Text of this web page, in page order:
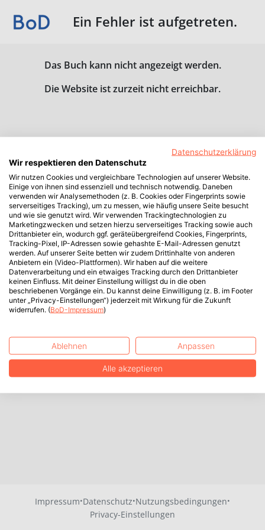
Ein Fehler ist aufgetreten.
Das Buch kann nicht angezeigt werden.
Die Website ist zurzeit nicht erreichbar.
Impressum·Datenschutz·Nutzungsbedingungen·
Privacy-Einstellungen
Datenschutzerklärung
Wir respektieren den Datenschutz
Wir nutzen Cookies und vergleichbare Technologien auf unserer Website.
Einige von ihnen sind essenziell und technisch notwendig. Daneben
verwenden wir Analysemethoden (z. B. Cookies oder Fingerprints sowie
serverseitiges Tracking), um zu messen, wie häufig unsere Seite besucht
und wie sie genutzt wird. Wir verwenden Trackingtechnologien zu
Marketingzwecken und setzen hierzu serverseitiges Tracking sowie auch
Drittanbieter ein, wodurch ggf. geräteübergreifend Cookies, Fingerprints,
Tracking-Pixel, IP-Adressen sowie gehashte E-Mail-Adressen genutzt
werden. Auf unserer Seite betten wir zudem Drittinhalte von anderen
Anbietern ein (Video-Plattformen). Wir haben auf die weitere
Datenverarbeitung und ein etwaiges Tracking durch den Drittanbieter
keinen Einfluss. Mit deiner Einstellung willigst du in die oben
beschriebenen Vorgänge ein. Du kannst deine Einwilligung (z. B. im Footer
unter „Privacy-Einstellungen“) jederzeit mit Wirkung für die Zukunft
widerrufen. (BoD-Impressum)
Ablehnen Anpassen
Alle akzeptieren